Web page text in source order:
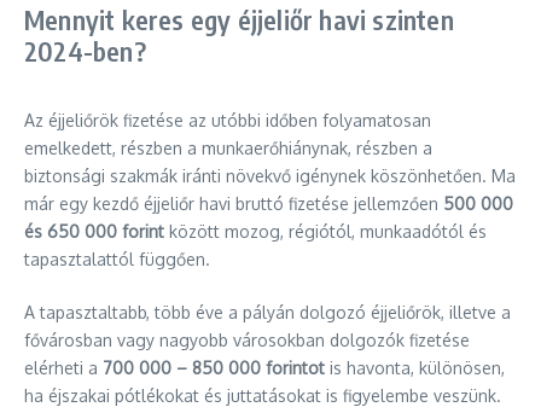
Mennyit keres egy éjjeliőr havi szinten
2024-ben?
Az éjjeliőrök fizetése az utóbbi időben folyamatosan
emelkedett, részben a munkaerőhiánynak, részben a
biztonsági szakmák iránti növekvő igénynek köszönhetően. Ma
már egy kezdő éjjeliőr havi bruttó fizetése jellemzően 500 000
és 650 000 forint között mozog, régiótól, munkaadótól és
tapasztalattól függően.
A tapasztaltabb, több éve a pályán dolgozó éjjeliőrök, illetve a
fővárosban vagy nagyobb városokban dolgozók fizetése
elérheti a 700 000 – 850 000 forintot is havonta, különösen,
ha éjszakai pótlékokat és juttatásokat is figyelembe veszünk.